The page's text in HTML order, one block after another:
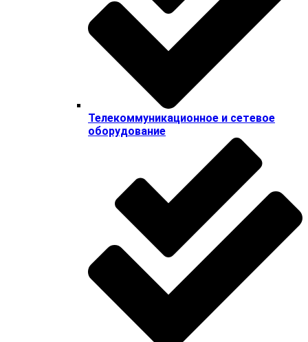
Телекоммуникационное и сетевое
оборудование